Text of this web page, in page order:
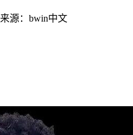
来源：bwin中文